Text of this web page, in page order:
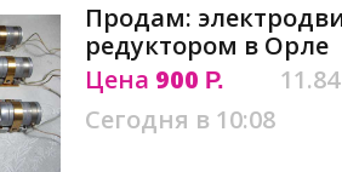
Продам:
редуктором в Орле
Цена 900 Р.
Сегодня в 10:08